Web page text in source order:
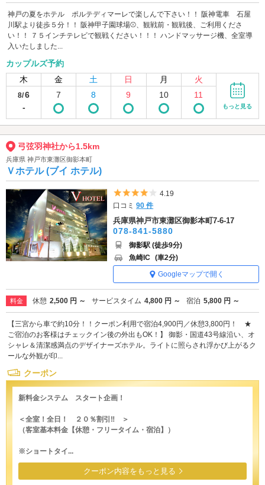
神戸の夏をホテル ポルテディマーレで楽しんで下さい！！ 阪神電車 石屋
川駅より徒歩５分！！ 阪神甲子園球場⚾、観戦前・観戦後、ご利用くださ
い！！ ７５インチテレビで観戦ください！！！ ハンドマッサージ機、全室導
入いたしました...
カップルズ予約
木
金 土 日 月 火
8/6
-
7 8 9 10 11
もっと見る
弓弦羽神社から1.5km
兵庫県 神戸市東灘区御影本町
Ｖホテル (ブイ ホテル)
5つ星のうち4
4.19
口コミ90 件
兵庫県神戸市東灘区御影本町7-6-17
078-841-5880
御影駅 (徒歩9分)
魚崎IC (車2分)
Googleマップで開く
料金 休憩 2,500 円 ～ サービスタイム 4,800 円 ～ 宿泊 5,800 円 ～
【三宮から車で約10分！！クーポン利用で宿泊4,900円／休憩3,800円！ ★
ご宿泊のお客様はチェックイン後の外出もOK！】 御影・国道43号線沿い、オ
シャレ＆清潔感満点のデザイナーズホテル。ライトに照らされ浮かび上がるク
ールな外観が印...
クーポン
新料金システム スタート企画！
＜全室！全日！ ２０％割引‼ ＞
（客室基本料金【休憩・フリータイム・宿泊】）
※ショートタイ...
クーポン内容をもっと見る